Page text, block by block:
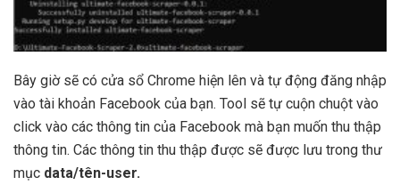
Bây giờ sẽ có cửa sổ Chrome hiện lên và tự động đăng nhập
vào tài khoản Facebook của bạn. Tool sẽ tự cuộn chuột vào
click vào các thông tin của Facebook mà bạn muốn thu thập
thông tin. Các thông tin thu thập được sẽ được lưu trong thư
mục data/tên-user.